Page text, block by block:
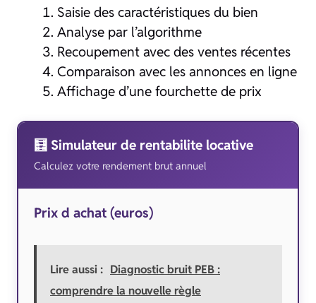
Saisie des caractéristiques du bien
Analyse par l’algorithme
Recoupement avec des ventes récentes
Comparaison avec les annonces en ligne
Affichage d’une fourchette de prix
🧮 Simulateur de rentabilite locative
Calculez votre rendement brut annuel
Prix d achat (euros)
Lire aussi : Diagnostic bruit PEB :
comprendre la nouvelle règle